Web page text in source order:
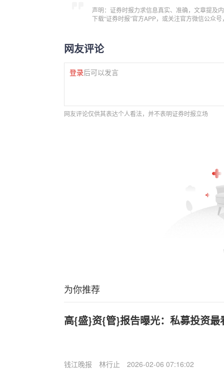
声明：证券时报力求信息真实、准确，文章提及
下载“证券时报”官方APP，或关注官方微信公众
网友评论
登录后可以发言
网友评论仅供其表达个人看法，并不表明证券时报立场
为你推荐
高{盛}资{管}报告曝光：私募投资最
钱江晚报 林行止 2026-02-06 07:16:02